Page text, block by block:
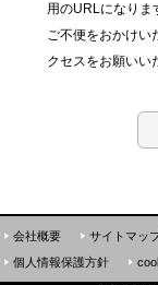
用のURLになりま
ご不便をおかけい
クセスをお願いい
会社概要 サイトマッ
個人情報保護方針